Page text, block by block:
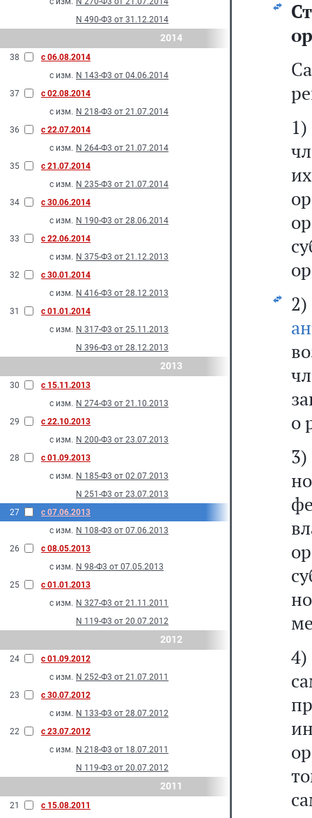
N 490-Ф3 от 31.12.2014
2014
38
с 06.08.2014
с изм. N 143-Ф3 от 04.06.2014
37
с 02.08.2014
с изм. N 218-Ф3 от 21.07.2014
36
с 22.07.2014
с изм. N 264-Ф3 от 21.07.2014
35
с 21.07.2014
с изм. N 235-Ф3 от 21.07.2014
34
с 30.06.2014
с изм. N 190-Ф3 от 28.06.2014
33
с 22.06.2014
с изм. N 375-Ф3 от 21.12.2013
32
с 30.01.2014
с изм. N 416-Ф3 от 28.12.2013
31
с 01.01.2014
с изм. N 317-Ф3 от 25.11.2013
N 396-Ф3 от 28.12.2013
2013
30
с 15.11.2013
с изм. N 274-Ф3 от 21.10.2013
29
с 22.10.2013
с изм. N 200-Ф3 от 23.07.2013
28
с 01.09.2013
с изм. N 185-Ф3 от 02.07.2013
N 251-Ф3 от 23.07.2013
27
с 07.06.2013
с изм. N 108-Ф3 от 07.06.2013
26
с 08.05.2013
с изм. N 98-Ф3 от 07.05.2013
25
с 01.01.2013
с изм. N 327-Ф3 от 21.11.2011
N 119-Ф3 от 20.07.2012
2012
24
с 01.09.2012
с изм. N 252-Ф3 от 21.07.2011
23
с 30.07.2012
с изм. N 133-Ф3 от 28.07.2012
22
с 23.07.2012
с изм. N 218-Ф3 от 18.07.2011
N 119-Ф3 от 20.07.2012
2011
21
с 15.08.2011
о